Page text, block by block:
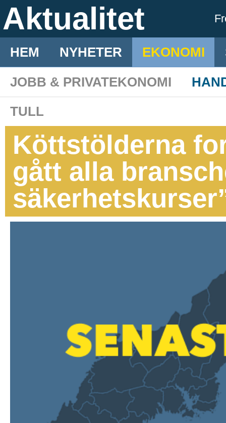
Aktualitet
HEM NYHETER EKONOMI
JOBB & PRIVATEKONOMI
TULL
Köttstölderna
gått alla